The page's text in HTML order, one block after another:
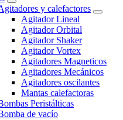
y calefactores
Agitador Lineal
Agitador Orbital
Agitador Shaker
Agitador Vortex
Agitadores Magneticos
Agitadores Mecánicos
Agitadores oscilantes
Mantas calefactoras
Peristálticas
de vacío